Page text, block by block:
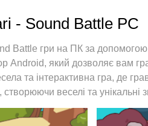
Animal Safari -
наш
все гладким і приємним.
- Sound Battle PC
Battle гри на ПК за
який дозволяє вам
та інтерактивна гра, де
веселі та унікальні